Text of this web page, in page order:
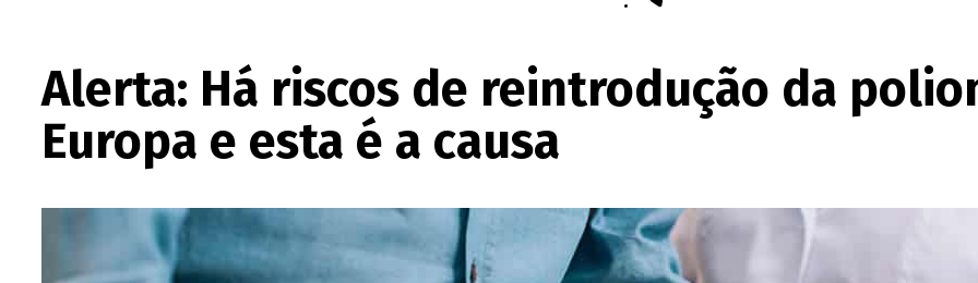
Alerta: Há riscos de reintrodução da
Europa e esta é a causa